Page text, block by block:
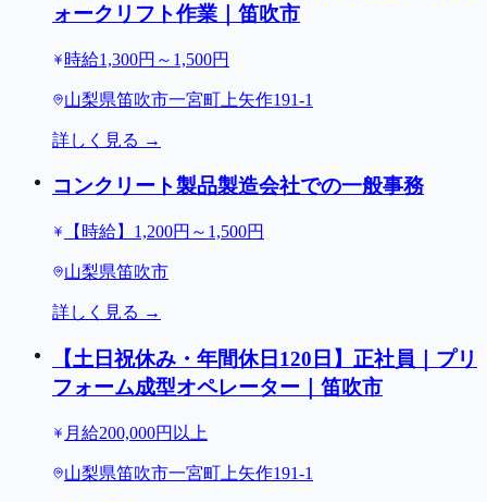
ォークリフト作業｜笛吹市
時給1,300円～1,500円
山梨県笛吹市一宮町上矢作191-1
詳しく見る →
コンクリート製品製造会社での一般事務
【時給】1,200円～1,500円
山梨県笛吹市
詳しく見る →
【土日祝休み・年間休日120日】正社員｜プリ
フォーム成型オペレーター｜笛吹市
月給200,000円以上
山梨県笛吹市一宮町上矢作191-1